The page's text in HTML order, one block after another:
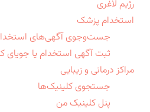
رژیم لاغری
استخدام پزشک
جست‌وجوی آگهی‌های
ثبت آگهی استخدام یا جویای
مراکز درمانی و زیبایی
جستجوی کلینیک‌ها
پنل کلینیک من